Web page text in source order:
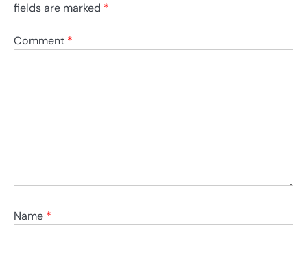
fields are marked *
Comment *
Name *